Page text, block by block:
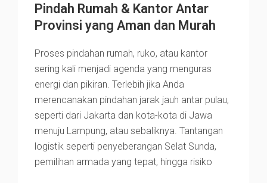
Pindah Rumah & Kantor Antar
Provinsi yang Aman dan Murah
Proses pindahan rumah, ruko, atau kantor
sering kali menjadi agenda yang menguras
energi dan pikiran. Terlebih jika Anda
merencanakan pindahan jarak jauh antar pulau,
seperti dari Jakarta dan kota-kota di Jawa
menuju Lampung, atau sebaliknya. Tantangan
logistik seperti penyeberangan Selat Sunda,
pemilihan armada yang tepat, hingga risiko